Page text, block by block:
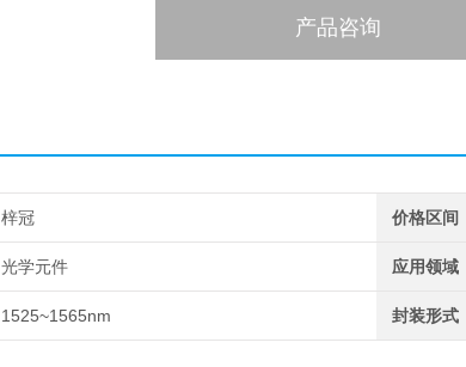
产品咨询
梓冠 价格区间
光学元件 应用领域
1525~1565nm 封装形式